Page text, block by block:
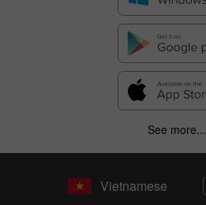
Hide chart
See more...
Vietnamese